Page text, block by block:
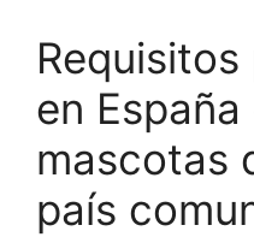
en España
mascotas
país